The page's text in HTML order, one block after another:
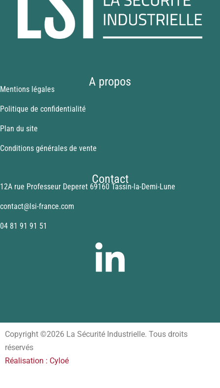
A propos
Mentions légales
Politique de confidentialité
Plan du site
Conditions générales de vente
Contact
12A rue Professeur Deperet 69160 Tassin-la-Demi-Lune
contact@lsi-france.com
04 81 91 91 51
Copyright ©2026 La Sécurité Industrielle. Tous droits
réservés
Réalisation : Cyloé